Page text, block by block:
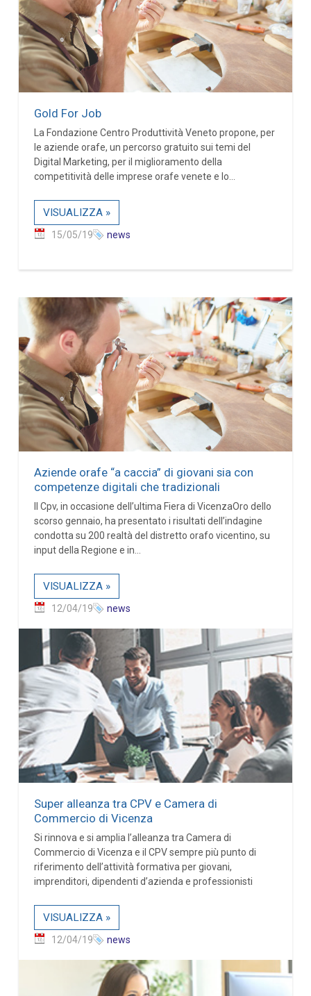
Gold For Job
La Fondazione Centro Produttività Veneto propone, per
le aziende orafe, un percorso gratuito sui temi del
Digital Marketing, per il miglioramento della
competitività delle imprese orafe venete e lo...
VISUALIZZA »
15/05/19 news
Aziende orafe “a caccia” di giovani sia con
competenze digitali che tradizionali
Il Cpv, in occasione dell’ultima Fiera di VicenzaOro dello
scorso gennaio, ha presentato i risultati dell’indagine
condotta su 200 realtà del distretto orafo vicentino, su
input della Regione e in...
VISUALIZZA »
12/04/19 news
Super alleanza tra CPV e Camera di
Commercio di Vicenza
Si rinnova e si amplia l’alleanza tra Camera di
Commercio di Vicenza e il CPV sempre più punto di
riferimento dell’attività formativa per giovani,
imprenditori, dipendenti d’azienda e professionisti
VISUALIZZA »
12/04/19 news